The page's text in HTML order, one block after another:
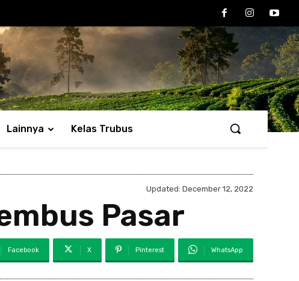
Lainnya Kelas Trubus
Updated: December 12, 2022
Pasar
Facebook X Pinterest WhatsApp